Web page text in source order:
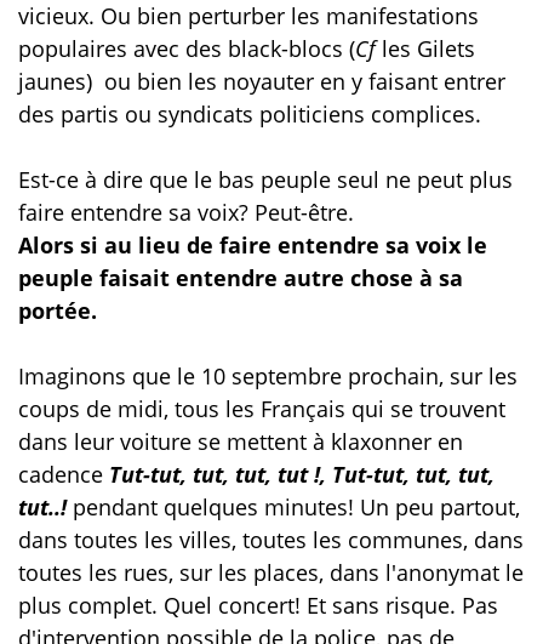
vicieux. Ou bien perturber les manifestations
populaires avec des black-blocs (Cfles Gilets
jaunes) ou bien les noyauter en y faisant entrer
des partis ou syndicats politiciens complices.
Est-ce à dire que le bas peuple seul ne peut plus
faire entendre sa voix? Peut-être.
Alors si au lieu de faire entendre sa voix le
peuple faisait entendre autre chose à sa
portée.
Imaginons que le 10 septembre prochain, sur les
coups de midi, tous les Français qui se trouvent
dans leur voiture se mettent à klaxonner en
cadence Tut-tut, tut, tut, tut !, Tut-tut, tut, tut,
tut..!pendant quelques minutes! Un peu partout,
dans toutes les villes, toutes les communes, dans
toutes les rues, sur les places, dans l'anonymat le
plus complet. Quel concert! Et sans risque. Pas